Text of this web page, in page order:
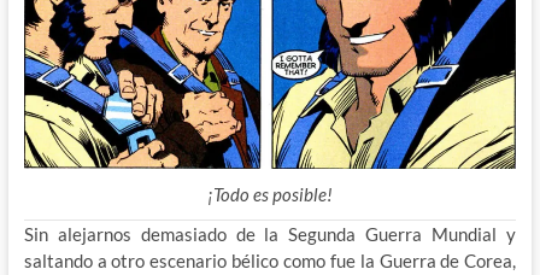
¡Todo es posible!
Sin alejarnos demasiado de la Segunda Guerra Mundial y
saltando a otro escenario bélico como fue la Guerra de Corea,